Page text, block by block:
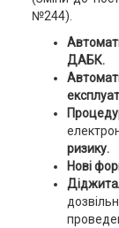
№244).
ДАБК.
ризику.
Нові